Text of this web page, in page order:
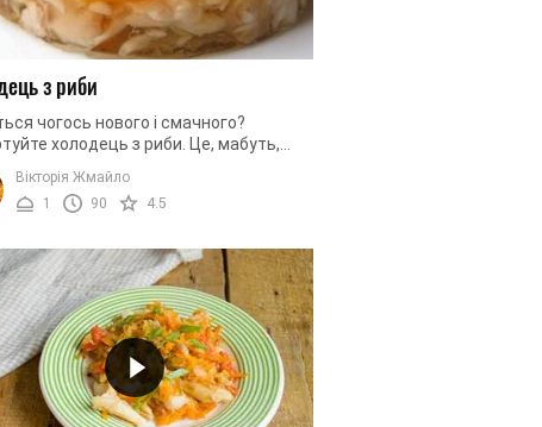
з риби
чогось нового і смачного?
холодець з риби. Це, мабуть,
холодець в приготуванні. Риба
вариться, тому буде ...
Вікторія Жмайло
1
90 4.5